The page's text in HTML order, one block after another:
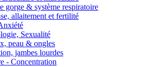
gorge & système respiratoire
allaitement et fertilité
Sexualité
peau & ongles
jambes lourdes
- Concentration